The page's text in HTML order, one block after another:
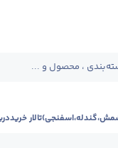
، محصول و ...
تالار خرید